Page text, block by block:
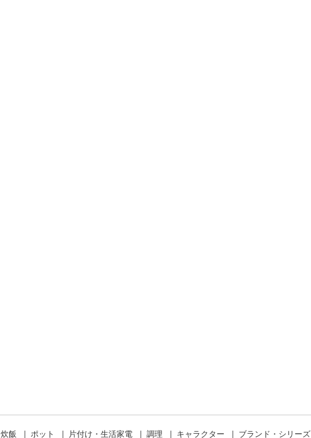
炊飯 ポット 片付け・生活家電 調理 キャラクター ブランド・シリーズ